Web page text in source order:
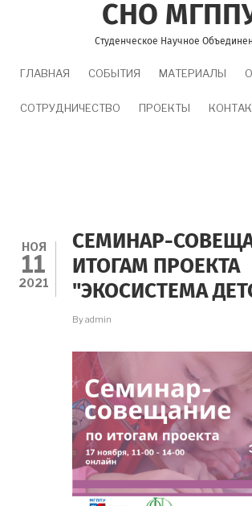
СНО
Студенческое Научное
ГЛАВНАЯ СОБЫТИЯ МАТЕРИАЛЫ
СОТРУДНИЧЕСТВО ПРОЕКТЫ
НОЯ
11
2021
СЕМИНАР-
ИТОГАМ ПРОЕКТА
"ЭКОСИСТЕМА
Byadmin